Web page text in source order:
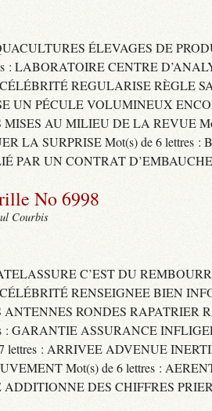
ÉLEVAGES DE
: LABORATOIRE CENTRE
REGULARISE RÈGLE
UN PÉCULE VOLUMINEUX
MISES AU MILIEU DE LA REVUE
LA SURPRISE Mot(s) de 6 lettres :
PAR UN CONTRAT
No 6998
Courbis
C’EST DU
RENSEIGNEE BIEN
ANTENNES RONDES RAPATRIER
: GARANTIE ASSURANCE
lettres : ARRIVEE ADVENUE
Mot(s) de 6 lettres :
ADDITIONNE DES CHIFFRES